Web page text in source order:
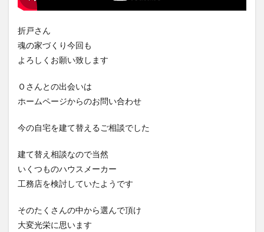
折戸さん
魂の家づくり今回も
よろしくお願い致します
Ｏさんとの出会いは
ホームページからのお問い合わせ
今の自宅を建て替えるご相談でした
建て替え相談なので当然
いくつものハウスメーカー
工務店を検討していたようです
そのたくさんの中から選んで頂け
大変光栄に思います